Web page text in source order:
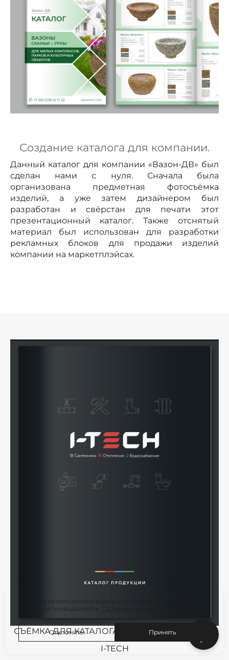
Создание каталога для компании.
Данный каталог для компании «Вазон-ДВ» был
сделан нами с нуля. Сначала была
организована предметная фотосъёмка
изделий, а уже затем дизайнером был
разработан и свёрстан для печати этот
презентационный каталог. Также отснятый
материал был использован для разработки
рекламных блоков для продажи изделий
компании на маркетплэйсах.
СЪЁМКА ДЛЯ КАТАЛОГА И САЙТА КОМПАНИИ
I-TECH
На сайте используются файлы cookie для работы сайта
и анализа посещаемости.
Отклонить Принять